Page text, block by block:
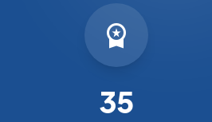
workspace_premium
35